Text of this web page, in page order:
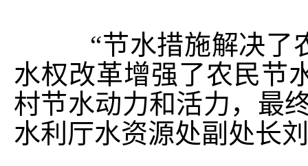
“节水措施解决了农
水权改革增强了农民节
村节水动力和活力，最
水利厅水资源处副处长
上一条：10家单位在全